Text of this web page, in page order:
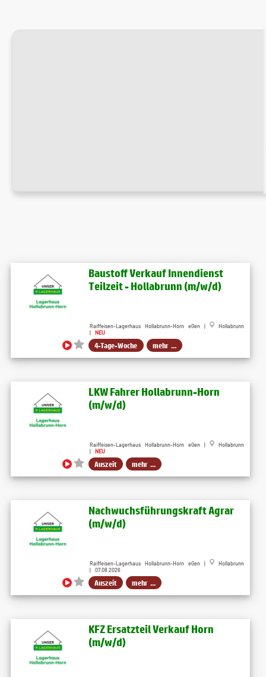
Baustoff Verkauf Innendienst
Teilzeit - Hollabrunn (m/w/d)
Raiffeisen-Lagerhaus Hollabrunn-Horn eGen |
Hollabrunn
| NEU
4-Tage-Woche mehr ...
LKW Fahrer Hollabrunn-Horn
(m/w/d)
Raiffeisen-Lagerhaus Hollabrunn-Horn eGen |
Hollabrunn
| NEU
Auszeit mehr ...
Nachwuchsführungskraft Agrar
(m/w/d)
Raiffeisen-Lagerhaus Hollabrunn-Horn eGen |
Hollabrunn
| 07.08.2026
Auszeit mehr ...
KFZ Ersatzteil Verkauf Horn
(m/w/d)